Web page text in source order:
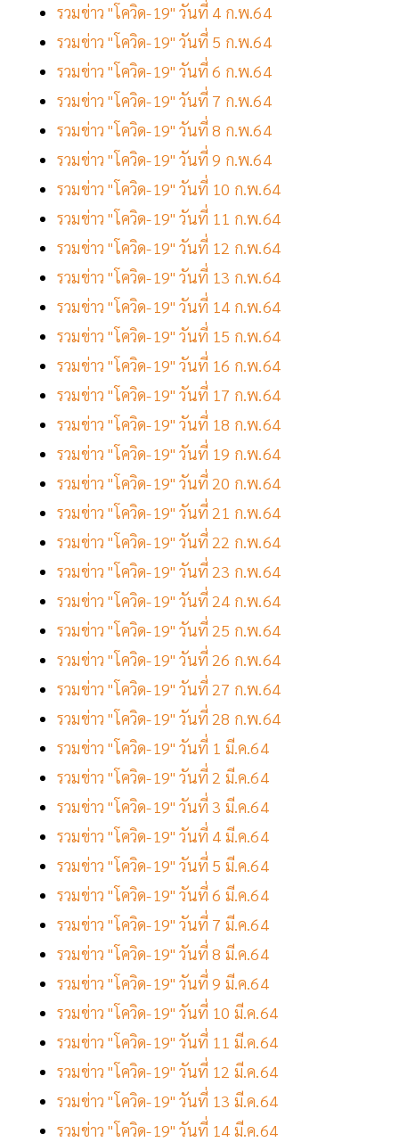
รวมข่าว "โควิด-19" วันที่ 4 ก.พ.64
รวมข่าว "โควิด-19" วันที่ 5 ก.พ.64
รวมข่าว "โควิด-19" วันที่ 6 ก.พ.64
รวมข่าว "โควิด-19" วันที่ 7 ก.พ.64
รวมข่าว "โควิด-19" วันที่ 8 ก.พ.64
รวมข่าว "โควิด-19" วันที่ 9 ก.พ.64
รวมข่าว "โควิด-19" วันที่ 10 ก.พ.64
รวมข่าว "โควิด-19" วันที่ 11 ก.พ.64
รวมข่าว "โควิด-19" วันที่ 12 ก.พ.64
รวมข่าว "โควิด-19" วันที่ 13 ก.พ.64
รวมข่าว "โควิด-19" วันที่ 14 ก.พ.64
รวมข่าว "โควิด-19" วันที่ 15 ก.พ.64
รวมข่าว "โควิด-19" วันที่ 16 ก.พ.64
รวมข่าว "โควิด-19" วันที่ 17 ก.พ.64
รวมข่าว "โควิด-19" วันที่ 18 ก.พ.64
รวมข่าว "โควิด-19" วันที่ 19 ก.พ.64
รวมข่าว "โควิด-19" วันที่ 20 ก.พ.64
รวมข่าว "โควิด-19" วันที่ 21 ก.พ.64
รวมข่าว "โควิด-19" วันที่ 22 ก.พ.64
รวมข่าว "โควิด-19" วันที่ 23 ก.พ.64
รวมข่าว "โควิด-19" วันที่ 24 ก.พ.64
รวมข่าว "โควิด-19" วันที่ 25 ก.พ.64
รวมข่าว "โควิด-19" วันที่ 26 ก.พ.64
รวมข่าว "โควิด-19" วันที่ 27 ก.พ.64
รวมข่าว "โควิด-19" วันที่ 28 ก.พ.64
รวมข่าว "โควิด-19" วันที่ 1 มี.ค.64
รวมข่าว "โควิด-19" วันที่ 2 มี.ค.64
รวมข่าว "โควิด-19" วันที่ 3 มี.ค.64
รวมข่าว "โควิด-19" วันที่ 4 มี.ค.64
รวมข่าว "โควิด-19" วันที่ 5 มี.ค.64
รวมข่าว "โควิด-19" วันที่ 6 มี.ค.64
รวมข่าว "โควิด-19" วันที่ 7 มี.ค.64
รวมข่าว "โควิด-19" วันที่ 8 มี.ค.64
รวมข่าว "โควิด-19" วันที่ 9 มี.ค.64
รวมข่าว "โควิด-19" วันที่ 10 มี.ค.64
รวมข่าว "โควิด-19" วันที่ 11 มี.ค.64
รวมข่าว "โควิด-19" วันที่ 12 มี.ค.64
รวมข่าว "โควิด-19" วันที่ 13 มี.ค.64
รวมข่าว "โควิด-19" วันที่ 14 มี.ค.64